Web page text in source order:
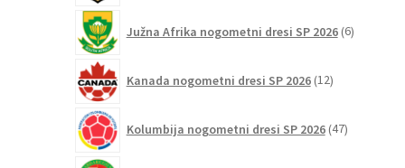
Južna Afrika nogometni dresi SP 2026 6izdelkov
Kanada nogometni dresi SP 2026 12izdelkov
Kolumbija nogometni dresi SP 2026 47izdelkov